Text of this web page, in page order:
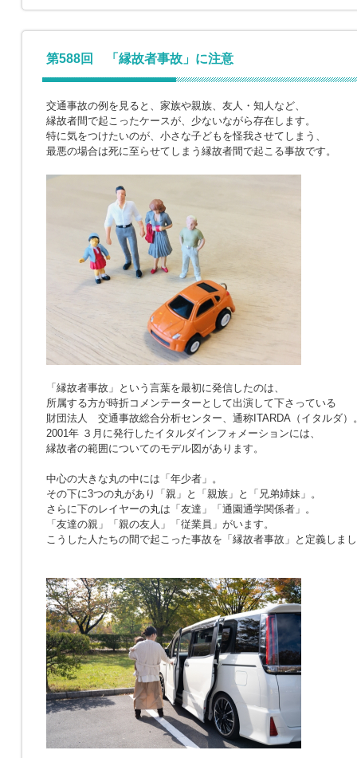
第588回 「縁故者事故」に注意
交通事故の例を見ると、家族や親族、友人・知人など、
縁故者間で起こったケースが、少ないながら存在します。
特に気をつけたいのが、小さな子どもを怪我させてしまう、
最悪の場合は死に至らせてしまう縁故者間で起こる事故です。
「縁故者事故」という言葉を最初に発信したのは、
所属する方が時折コメンテーターとして出演して下さっている
財団法人 交通事故総合分析センター、通称ITARDA（イタルダ）
2001年 ３月に発行したイタルダインフォメーションには、
縁故者の範囲についてのモデル図があります。
中心の大きな丸の中には「年少者」。
その下に3つの丸があり「親」と「親族」と「兄弟姉妹」。
さらに下のレイヤーの丸は「友達」「通園通学関係者」。
「友達の親」「親の友人」「従業員」がいます。
こうした人たちの間で起こった事故を「縁故者事故」と定義しま